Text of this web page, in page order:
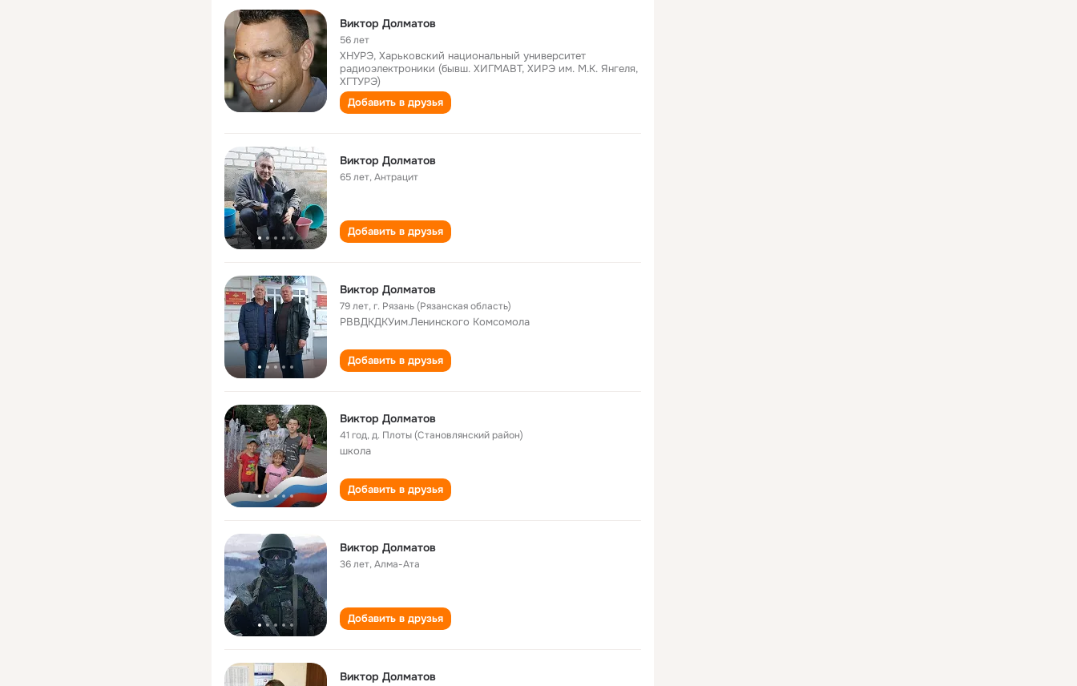
Виктор Долматов
56 лет
ХНУРЭ, Харьковский национальный университет
радиоэлектроники (бывш. ХИГМАВТ, ХИРЭ им. М.К. Янгеля,
ХГТУРЭ)
Добавить в друзья
Виктор Долматов
65 лет,Антрацит
Добавить в друзья
Виктор Долматов
79 лет,г. Рязань (Рязанская область)
РВВДКДКУим.Ленинского Комсомола
Добавить в друзья
Виктор Долматов
41 год,д. Плоты (Становлянский район)
школа
Добавить в друзья
Виктор Долматов
36 лет,Алма-Ата
Добавить в друзья
Виктор Долматов